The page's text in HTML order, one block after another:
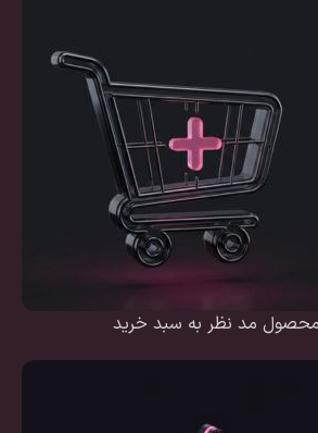
محصول مد نظر به سبد خرید